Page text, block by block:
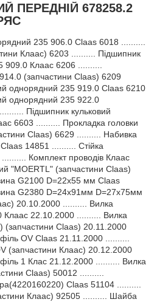
ПЕРЕДНІЙ 678258.2
235 906.0 Claas 6018 ..........
Клаас) 6203 .......... Підшипник
909.0 Клаас 6206 ..........
(запчастини Claas) 6209
однорядний 235 919.0 Claas 6210
однорядний 235 922.0
Підшипник кульковий
6603 .......... Прокладка головки
Claas) 6629 .......... Набивка
14851 .......... Стійка
Комплект проводів Клаас
"MOERTL" (запчастини Claas)
G2100 D=22x55 мм Claas
G2380 D=24х91мм D=27х75мм
20.10.2000 .......... Вилка
22.10.2000 .......... Вилка
Claas) 20.11.2000
OV Claas 21.11.2000 ..........
(запчастини Клаас) 20.12.2000
1 Клас 21.12.2000 .......... Вилка
Claas) 50012 ..........
Claas 51104 ..........
Клаас) 92505 .......... Шайба